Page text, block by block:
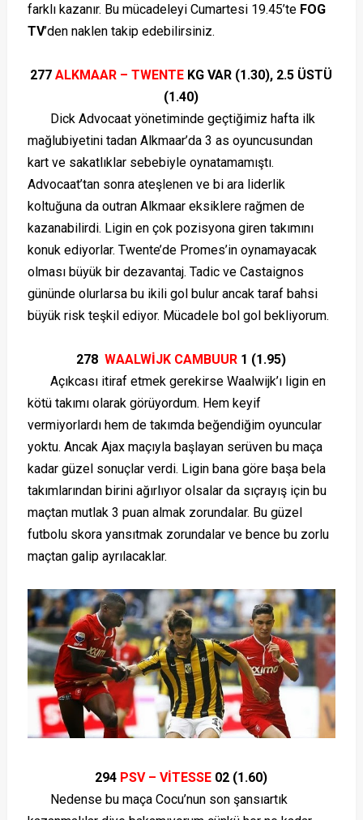
farklı kazanır. Bu mücadeleyi Cumartesi 19.45’te FOG
TV’den naklen takip edebilirsiniz.
277ALKMAAR – TWENTE KG VAR (1.30), 2.5 ÜSTÜ
(1.40)
Dick Advocaat yönetiminde geçtiğimiz hafta ilk
mağlubiyetini tadan Alkmaar’da 3 as oyuncusundan
kart ve sakatlıklar sebebiyle oynatamamıştı.
Advocaat’tan sonra ateşlenen ve bi ara liderlik
koltuğuna da outran Alkmaar eksiklere rağmen de
kazanabilirdi. Ligin en çok pozisyona giren takımını
konuk ediyorlar. Twente’de Promes’in oynamayacak
olması büyük bir dezavantaj. Tadic ve Castaignos
gününde olurlarsa bu ikili gol bulur ancak taraf bahsi
büyük risk teşkil ediyor. Mücadele bol gol bekliyorum.
278WAALWİJK CAMBUUR 1 (1.95)
Açıkcası itiraf etmek gerekirse Waalwijk’ı ligin en
kötü takımı olarak görüyordum. Hem keyif
vermiyorlardı hem de takımda beğendiğim oyuncular
yoktu. Ancak Ajax maçıyla başlayan serüven bu maça
kadar güzel sonuçlar verdi. Ligin bana göre başa bela
takımlarından birini ağırlıyor olsalar da sıçrayış için bu
maçtan mutlak 3 puan almak zorundalar. Bu güzel
futbolu skora yansıtmak zorundalar ve bence bu zorlu
maçtan galip ayrılacaklar.
294 PSV – VİTESSE 02 (1.60)
Nedense bu maça Cocu’nun son şansıartık